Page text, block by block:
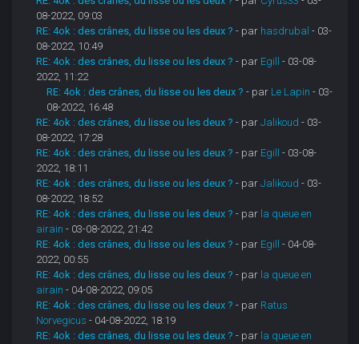
08-2022, 09:03
RE: 4ok : des crânes, du lisse ou les deux ? - par hasdrubal - 03-
08-2022, 10:49
RE: 4ok : des crânes, du lisse ou les deux ? - par Egill
- 03-08-
2022, 11:22
RE: 4ok : des crânes, du lisse ou les deux ? - par Le Lapin - 03-
08-2022, 16:48
RE: 4ok : des crânes, du lisse ou les deux ? - parJalikoud - 03-
08-2022, 17:28
RE: 4ok : des crânes, du lisse ou les deux ? - par Egill
- 03-08-
2022, 18:11
RE: 4ok : des crânes, du lisse ou les deux ? - parJalikoud - 03-
08-2022, 18:52
RE: 4ok : des crânes, du lisse ou les deux ? - par la queue en
airain - 03-08-2022, 21:42
RE: 4ok : des crânes, du lisse ou les deux ? - par Egill
- 04-08-
2022, 00:55
RE: 4ok : des crânes, du lisse ou les deux ? - par la queue en
airain - 04-08-2022, 09:05
RE: 4ok : des crânes, du lisse ou les deux ? - par Ratus
Norvegicus - 04-08-2022, 18:19
RE: 4ok : des crânes, du lisse ou les deux ? - par la queue en